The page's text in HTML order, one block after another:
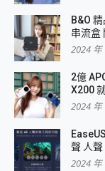
B&O
串流盒
2024 年
2億
X200
2024 年
聲 人
2024 年